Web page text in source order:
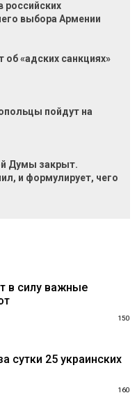
российских
выбора Армении
«адских санкциях»
пойдут на
Думы закрыт.
и формулирует, чего
в силу важные
150
сутки 25 украинских
160